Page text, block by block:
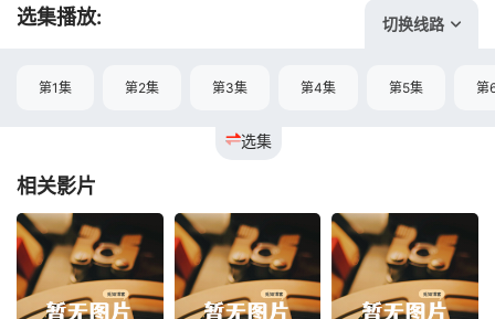
选集播放: 切换线路
选集
第1集 第2集 第3集 第4集 第5集 第
相关影片